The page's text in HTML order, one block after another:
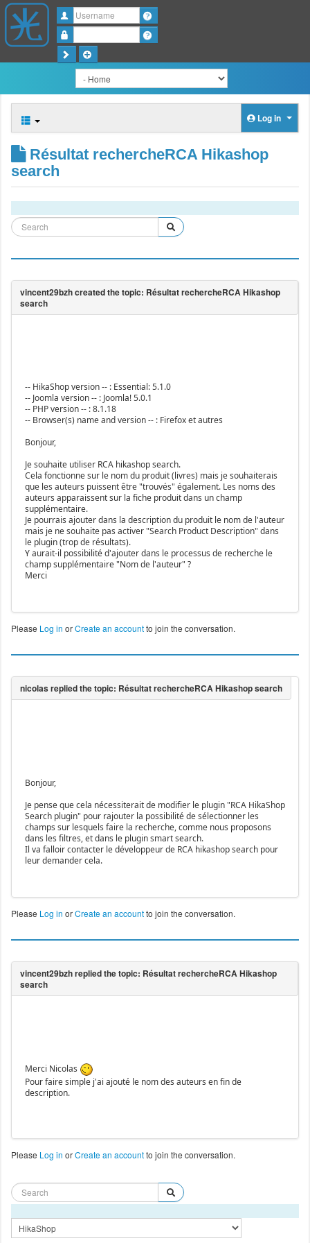
Username
Log in
Résultat rechercheRCA Hikashop
search
-- HikaShop version -- : Essential: 5.1.0
-- Joomla version -- : Joomla! 5.0.1
-- PHP version -- : 8.1.18
-- Browser(s) name and version -- : Firefox et autres
Bonjour,
Je souhaite utiliser RCA hikashop search.
Cela fonctionne sur le nom du produit (livres) mais je souhaiterais
que les auteurs puissent être "trouvés" également. Les noms des
auteurs apparaissent sur la fiche produit dans un champ
supplémentaire.
Je pourrais ajouter dans la description du produit le nom de l'auteur
mais je ne souhaite pas activer "Search Product Description" dans
le plugin (trop de résultats).
Y aurait-il possibilité d'ajouter dans le processus de recherche le
champ supplémentaire "Nom de l'auteur" ?
Merci
Please Log in orCreate an accountto join the conversation.
Bonjour,
Je pense que cela nécessiterait de modifier le plugin "RCA HikaShop
Search plugin" pour rajouter la possibilité de sélectionner les
champs sur lesquels faire la recherche, comme nous proposons
dans les filtres, et dans le plugin smart search.
Il va falloir contacter le développeur de RCA hikashop search pour
leur demander cela.
Please Log in orCreate an accountto join the conversation.
Merci Nicolas
Pour faire simple j'ai ajouté le nom des auteurs en fin de
description.
Please Log in orCreate an accountto join the conversation.